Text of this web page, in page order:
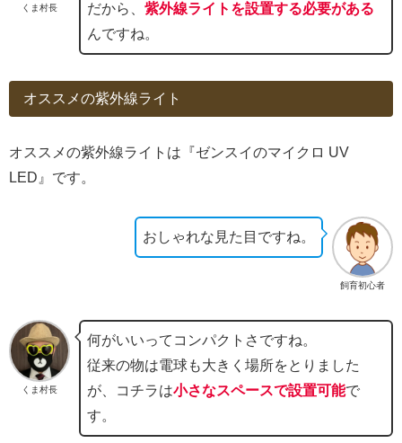
くま村長
だから、紫外線ライトを設置する必要がある
んですね。
オススメの紫外線ライト
オススメの紫外線ライトは『ゼンスイのマイクロ UV
LED』です。
飼育初心者
おしゃれな見た目ですね。
くま村長
何がいいってコンパクトさですね。
従来の物は電球も大きく場所をとりました
が、コチラは小さなスペースで設置可能で
す。